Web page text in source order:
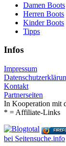
Damen Boots
Herren Boots
Kinder Boots
Tipps
Infos
Impressum
Kontakt
Partnerseiten
In Kooperation mit
* = Affiliate-Links
bei Seitensuche.info